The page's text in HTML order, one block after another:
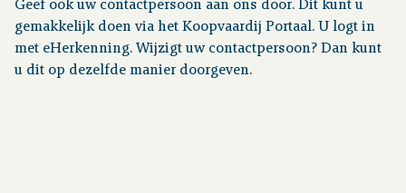
Geef ook uw contactpersoon aan ons door. Dit kunt u
gemakkelijk doen via het Koopvaardij Portaal. U logt in
met eHerkenning. Wijzigt uw contactpersoon? Dan kunt
u dit op dezelfde manier doorgeven.